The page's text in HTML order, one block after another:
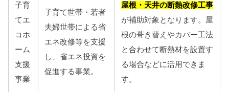
子育
てエ
コホ
ーム
支援
事業
子育て世帯・若者
夫婦世帯による省
エネ改修等を支援
し、省エネ投資を
促進する事業。
屋根・天井の断熱改修工事
が補助対象となります。屋
根の葺き替えやカバー工法
と合わせて断熱材を設置す
る場合などに活用できま
す。